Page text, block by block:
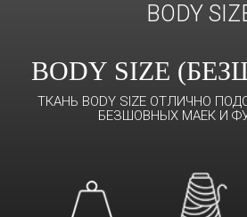
BODY
BODY SIZE
ТКАНЬ BODY SIZE ОТЛИЧНО
БЕЗШОВНЫХ МАЕК И